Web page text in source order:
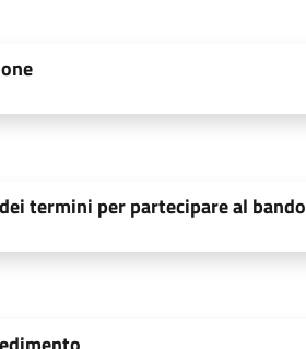
termini per partecipare al bando